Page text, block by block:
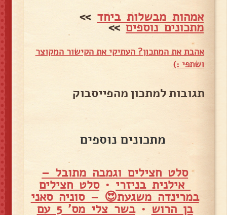
אמהות מבשלות ביחד >>
מתכונים נוספים>>
אהבת את המתכון? העתיקי את הקישור המקוצר
ושתפי :)
תגובות למתכון מהפייסבוק
מתכונים נוספים
סלט חצילים וגמבה מתובל –
אילנית בניזרי •סלט חצילים
במרינדה משגעת😍 – סוניה סאני
בן הרוש • בשר צלי מס' 5 עם